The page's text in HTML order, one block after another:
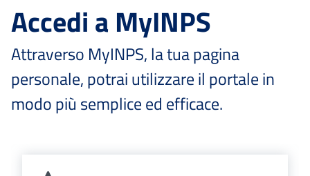
Accedi a MyINPS
Attraverso MyINPS, la tua pagina
personale, potrai utilizzare il portale in
modo più semplice ed efficace.